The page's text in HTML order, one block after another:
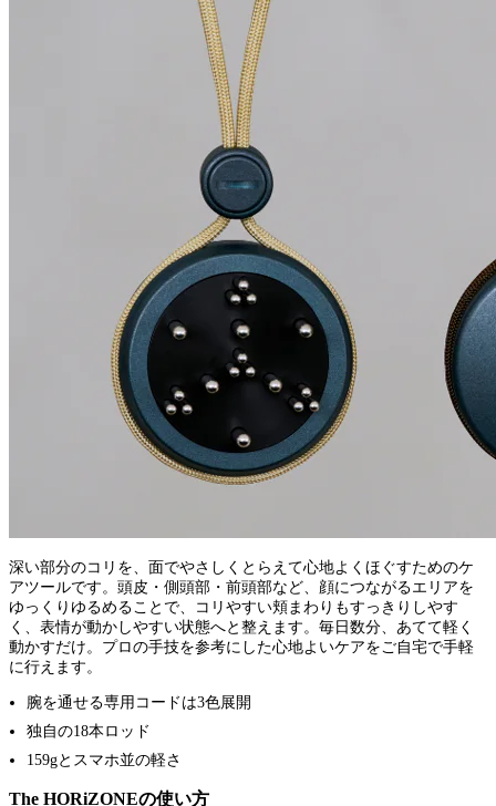
深い部分のコリを、面でやさしくとらえて心地よくほぐすためのケ
アツールです。頭皮・側頭部・前頭部など、顔につながるエリアを
ゆっくりゆるめることで、コリやすい頬まわりもすっきりしやす
く、表情が動かしやすい状態へと整えます。毎日数分、あてて軽く
動かすだけ。プロの手技を参考にした心地よいケアをご自宅で手軽
に行えます。
腕を通せる専用コードは3色展開
独自の18本ロッド
159gとスマホ並の軽さ
The HORiZONEの使い方